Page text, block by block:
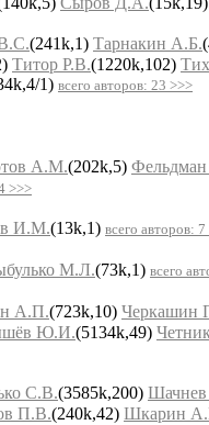
(241k,1) Тарнакин А.Б.
Титор Р.В.(1220k,102)
1) всего авторов: 23 >>>
А.М.(202k,5)
>>>
И.М.(13k,1) всего авторов:
М.Л.(73k,1) всего
А.П.(723k,10) Черкашин
Ю.И.(5134k,49)
С.В.(3585k,200)
П.В.(240k,42) Шкарин